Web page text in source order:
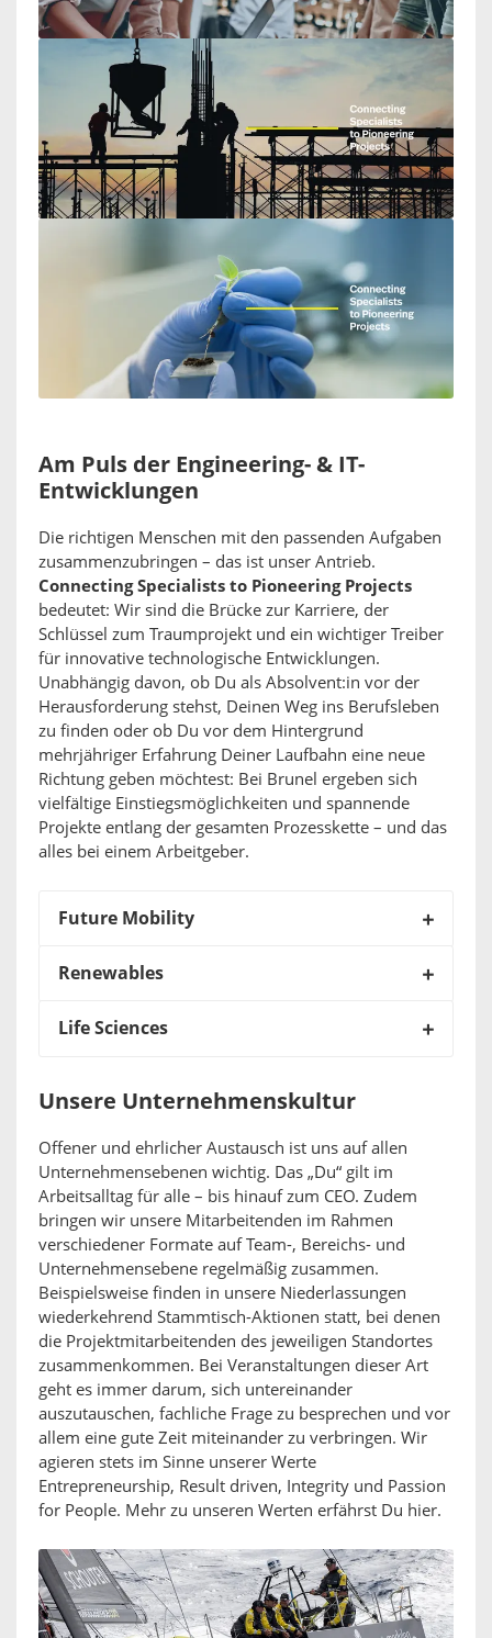
Am Puls der Engineering- & IT-
Entwicklungen
Die richtigen Menschen mit den passenden Aufgaben
zusammenzubringen – das ist unser Antrieb.
Connecting Specialists to Pioneering Projects
bedeutet: Wir sind die Brücke zur Karriere, der
Schlüssel zum Traumprojekt und ein wichtiger Treiber
für innovative technologische Entwicklungen.
Unabhängig davon, ob Du als Absolvent:in vor der
Herausforderung stehst, Deinen Weg ins Berufsleben
zu finden oder ob Du vor dem Hintergrund
mehrjähriger Erfahrung Deiner Laufbahn eine neue
Richtung geben möchtest: Bei Brunel ergeben sich
vielfältige Einstiegsmöglichkeiten und spannende
Projekte entlang der gesamten Prozesskette – und das
alles bei einem Arbeitgeber.
Future Mobility
Renewables
Life Sciences
Unsere Unternehmenskultur
Offener und ehrlicher Austausch ist uns auf allen
Unternehmensebenen wichtig. Das „Du“ gilt im
Arbeitsalltag für alle – bis hinauf zum CEO. Zudem
bringen wir unsere Mitarbeitenden im Rahmen
verschiedener Formate auf Team-, Bereichs- und
Unternehmensebene regelmäßig zusammen.
Beispielsweise finden in unsere Niederlassungen
wiederkehrend Stammtisch-Aktionen statt, bei denen
die Projektmitarbeitenden des jeweiligen Standortes
zusammenkommen. Bei Veranstaltungen dieser Art
geht es immer darum, sich untereinander
auszutauschen, fachliche Frage zu besprechen und vor
allem eine gute Zeit miteinander zu verbringen. Wir
agieren stets im Sinne unserer Werte
Entrepreneurship, Result driven, Integrity und Passion
for People. Mehr zu unseren Werten erfährst Du hier.